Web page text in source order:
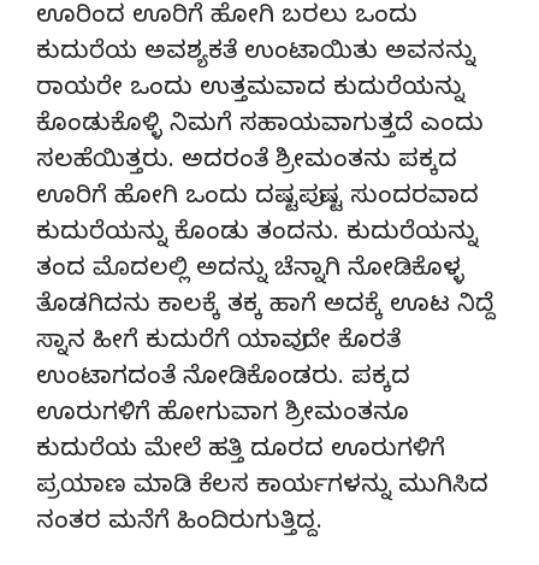
ಊರಿಂದ ಊರಿಗೆ ಹೋಗಿ ಬರಲು ಒಂದು
ಕುದುರೆಯ ಅವಶ್ಯಕತೆ ಉಂಟಾಯಿತು ಅವನನ್ನು
ರಾಯರೇ ಒಂದು ಉತ್ತಮವಾದ ಕುದುರೆಯನ್ನು
ಕೊಂಡುಕೊಳ್ಳಿ ನಿಮಗೆ ಸಹಾಯವಾಗುತ್ತದೆ ಎಂದು
ಸಲಹೆಯಿತ್ತರು. ಅದರಂತೆ ಶ್ರೀಮಂತನು ಪಕ್ಕದ
ಊರಿಗೆ ಹೋಗಿ ಒಂದು ದಷ್ಟಪುಷ್ಟ ಸುಂದರವಾದ
ಕುದುರೆಯನ್ನು ಕೊಂಡು ತಂದನು. ಕುದುರೆಯನ್ನು
ತಂದ ಮೊದಲಲ್ಲಿ ಅದನ್ನು ಚೆನ್ನಾಗಿ ನೋಡಿಕೊಳ್ಳ
ತೊಡಗಿದನು ಕಾಲಕ್ಕೆ ತಕ್ಕ ಹಾಗೆ ಅದಕ್ಕೆ ಊಟ ನಿದ್ದೆ
ಸ್ನಾನ ಹೀಗೆ ಕುದುರೆಗೆ ಯಾವುದೇ ಕೊರತೆ
ಉಂಟಾಗದಂತೆ ನೋಡಿಕೊಂಡರು. ಪಕ್ಕದ
ಊರುಗಳಿಗೆ ಹೋಗುವಾಗ ಶ್ರೀಮಂತನೂ
ಕುದುರೆಯ ಮೇಲೆ ಹತ್ತಿ ದೂರದ ಊರುಗಳಿಗೆ
ಪ್ರಯಾಣ ಮಾಡಿ ಕೆಲಸ ಕಾರ್ಯಗಳನ್ನು ಮುಗಿಸಿದ
ನಂತರ ಮನೆಗೆ ಹಿಂದಿರುಗುತ್ತಿದ್ದ.